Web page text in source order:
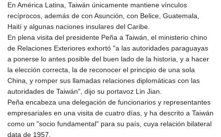
HTG 150.718127
HUF 363.096405
IDR
20580.370421
ILS 3.468234
IMP 0.857252
INR 110.076256
IQD
1509.981237
IRR
1590322.371805
ISK 142.598215
En América Latina, Taiwán únicamente mantiene vínculos
recíprocos, además de con Asunción, con Belice, Guatemala,
Haití y algunas naciones insulares del Caribe.
En plena visita del presidente Peña a Taiwán, el ministerio chino
de Relaciones Exteriores exhortó "a las autoridades paraguayas
a ponerse lo antes posible del buen lado de la historia, y a hacer
la elección correcta, la de reconocer el principio de una sola
China, y romper sus llamadas relaciones diplomáticas con las
autoridades de Taiwán", dijo su portavoz Lin Jian.
Peña encabeza una delegación de funcionarios y representantes
empresariales en una visita de cuatro días, y ha descrito a Taiwán
como un "socio fundamental" para su país, cuya relación bilateral
data de 1957.